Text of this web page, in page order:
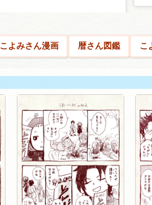
こよみさん漫画 暦さん図鑑 こ